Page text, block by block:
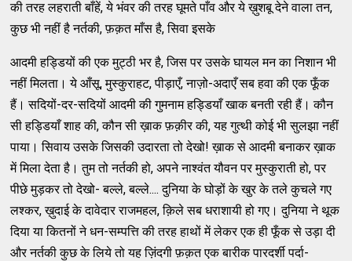
की तरह लहराती बाँहें, ये भंवर की तरह घूमते पाँव और ये ख़ुशबू देने वाला तन,
कुछ भी नहीं है नर्तकी, फ़क़त माँस है, सिवा इसके
आदमी हड्डियों की एक मुट्ठी भर है, जिस पर उसके घायल मन का निशान भी
नहीं मिलता। ये आँसू, मुस्कुराहट, पीड़ाएँ, नाज़ो-अदाएँ सब हवा की एक फूँक
हैं। सदियों-दर-सदियों आदमी की गुमनाम हड्डियाँ खाक बनती रही हैं। कौन
सी हड्डियाँ शाह की, कौन सी ख़ाक फ़क़ीर की, यह गुत्थी कोई भी सुलझा नहीं
पाया। सिवाय उसके जिसकी उदारता तो देखो! ख़ाक से आदमी बनाकर ख़ाक
में मिला देता है। तुम तो नर्तकी हो, अपने नाश्वंत यौवन पर मुस्कुराती हो, पर
पीछे मुड़कर तो देखो- बल्ले, बल्ले.... दुनिया के घोड़ों के खुर के तले कुचले गए
लश्कर, ख़ुदाई के दावेदार राजमहल, क़िले सब धराशायी हो गए। दुनिया ने थूक
दिया या कितनों ने धन-सम्पत्ति की तरह हाथों में लेकर एक ही फूँक से उड़ा दी
और नर्तकी कुछ के लिये तो यह ज़िंदगी फ़क़त एक बारीक पारदर्शी पर्दा-